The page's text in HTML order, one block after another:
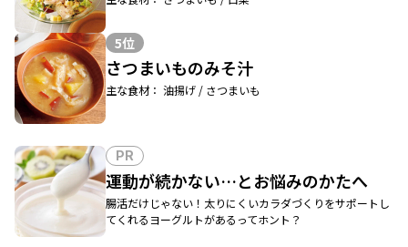
5位
さつまいものみそ汁
主な食材： 油揚げ / さつまいも
PR
運動が続かない…とお悩みのかたへ
腸活だけじゃない！太りにくいカラダづくりをサポートし
てくれるヨーグルトがあるってホント？